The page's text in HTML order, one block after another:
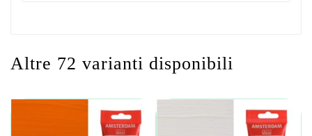
Altre 72 varianti disponibili